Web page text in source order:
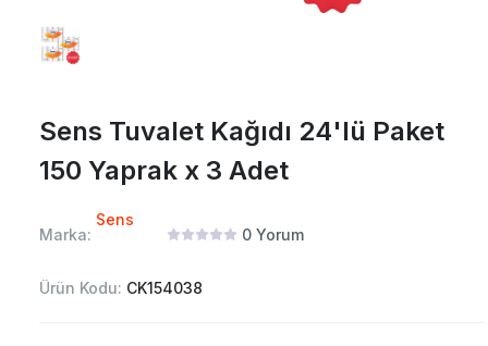
Sens Tuvalet Kağıdı 24'lü Paket
150 Yaprak x 3 Adet
Marka:
Sens
0 Yorum
Ürün Kodu: CK154038